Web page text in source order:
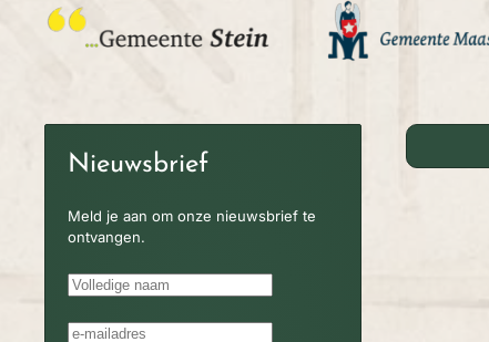
Nieuwsbrief
Meld je aan om onze nieuwsbrief te
ontvangen.